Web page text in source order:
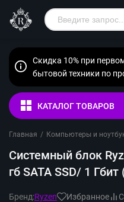
Скидка 10% при
бытовой техники по
КАТАЛОГ ТОВАРОВ
Главная / Компьютеры и
Системный блок
гб SATA SSD/ 1 Гбит
Бренд:Ryzen Избранное